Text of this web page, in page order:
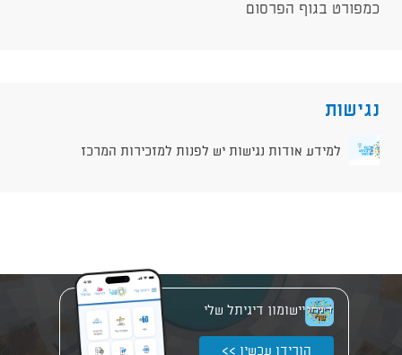
כמפורט בגוף הפרסום
נגישות
למידע אודות נגישות יש לפנות למזכירות המרכז
יישומון דיגיתל שלי
הורידו עכשיו >>